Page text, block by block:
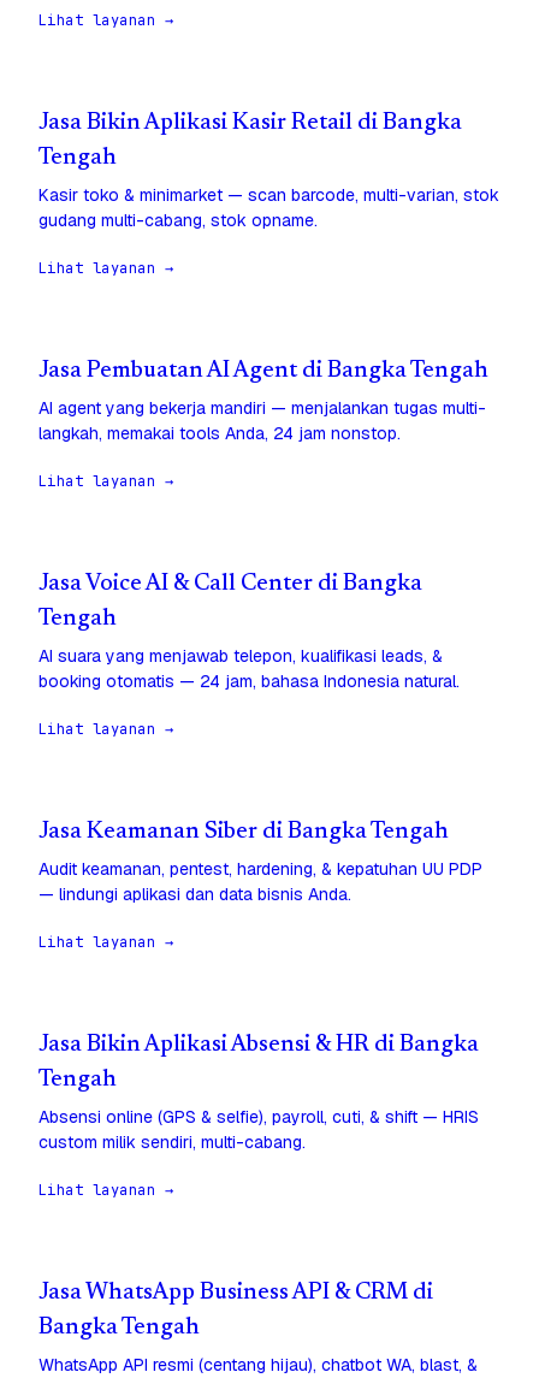
Lihat layanan →
Jasa Bikin Aplikasi Kasir Retail di Bangka
Tengah
Kasir toko & minimarket — scan barcode, multi-varian, stok
gudang multi-cabang, stok opname.
Lihat layanan →
Jasa Pembuatan AI Agent di Bangka Tengah
AI agent yang bekerja mandiri — menjalankan tugas multi-
langkah, memakai tools Anda, 24 jam nonstop.
Lihat layanan →
Jasa Voice AI & Call Center di Bangka
Tengah
AI suara yang menjawab telepon, kualifikasi leads, &
booking otomatis — 24 jam, bahasa Indonesia natural.
Lihat layanan →
Jasa Keamanan Siber di Bangka Tengah
Audit keamanan, pentest, hardening, & kepatuhan UU PDP
— lindungi aplikasi dan data bisnis Anda.
Lihat layanan →
Jasa Bikin Aplikasi Absensi & HR di Bangka
Tengah
Absensi online (GPS & selfie), payroll, cuti, & shift — HRIS
custom milik sendiri, multi-cabang.
Lihat layanan →
Jasa WhatsApp Business API & CRM di
Bangka Tengah
WhatsApp API resmi (centang hijau), chatbot WA, blast, &